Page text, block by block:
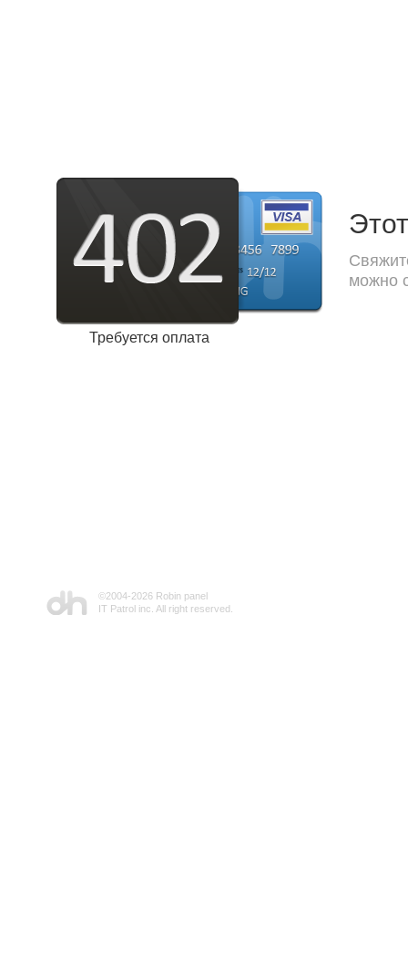
Требуется оплата
можно
©2004-2026 Robin panel
IT Patrol inc. All right reserved.